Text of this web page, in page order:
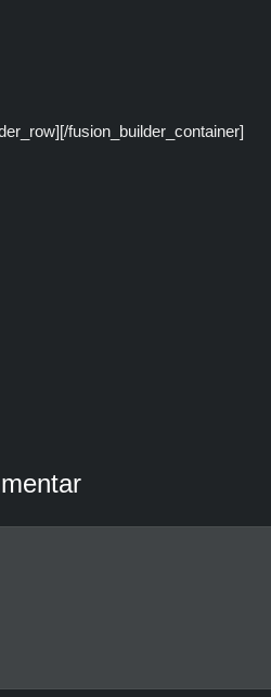
fusion_builder_container]